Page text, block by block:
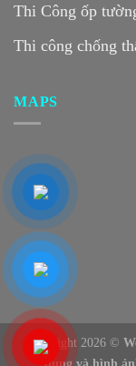
Thi Công ốp
Thi công chống
MAPS
Copyright 2026 ©